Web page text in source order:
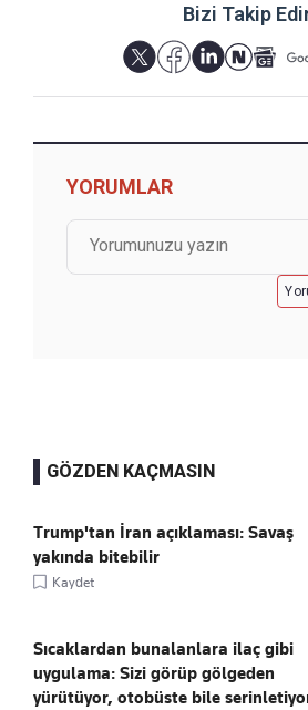
Bizi Takip
YORUMLAR
GÖZDEN KAÇMASIN
Trump'tan İran açıklaması: Savaş
yakında bitebilir
Kaydet
Sıcaklardan bunalanlara ilaç gibi
uygulama: Sizi görüp gölgeden
yürütüyor, otobüste bile